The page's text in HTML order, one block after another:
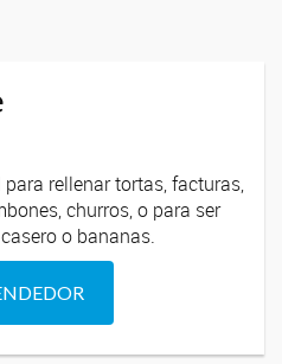
rellenar tortas, facturas,
churros, o para ser
o bananas.